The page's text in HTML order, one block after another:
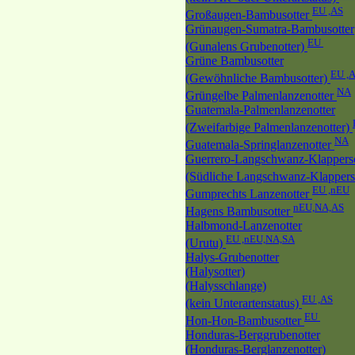
Großaugen-Bambusotter EU ,AS
Grünaugen-Sumatra-Bambusotter
(Gunalens Grubenotter) EU
Grüne Bambusotter
(Gewöhnliche Bambusotter) EU
Grüngelbe Palmenlanzenotter NA
Guatemala-Palmenlanzenotter
(Zweifarbige Palmenlanzenotter)
Guatemala-Springlanzenotter NA
Guerrero-Langschwanz-
(Südliche Langschwanz-
Gumprechts Lanzenotter EU ,nEU
Hagens Bambusotter nEU,NA,AS
Halbmond-Lanzenotter
(Urutu) EU ,nEU,NA,SA
Halys-Grubenotter
(Halysotter)
(Halysschlange)
(kein Unterartenstatus) EU ,AS
Hon-Hon-Bambusotter EU
Honduras-Berggrubenotter
(Honduras-Berglanzenotter)